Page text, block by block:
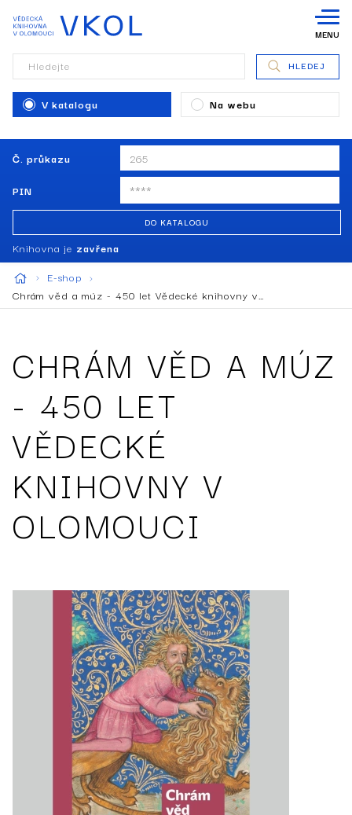
Č. průkazu
PIN
DO KATALOGU
Knihovna je zavřena
MENU
Hledejte
V katalogu Na webu
HLEDEJ
E-shop
Chrám věd a múz - 450 let Vědecké knihovny v…
CHRÁM VĚD A MÚZ
- 450 LET
VĚDECKÉ
KNIHOVNY V
OLOMOUCI